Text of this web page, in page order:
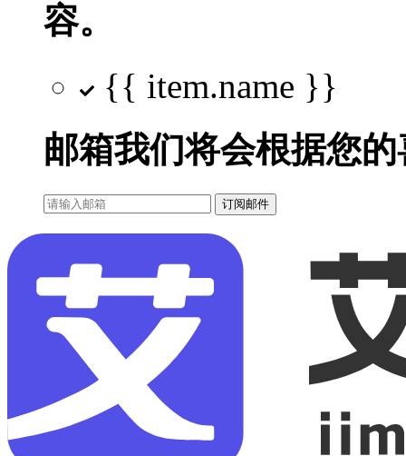
容。
{{ item.name }}
邮箱我们将会根据您
订阅邮件